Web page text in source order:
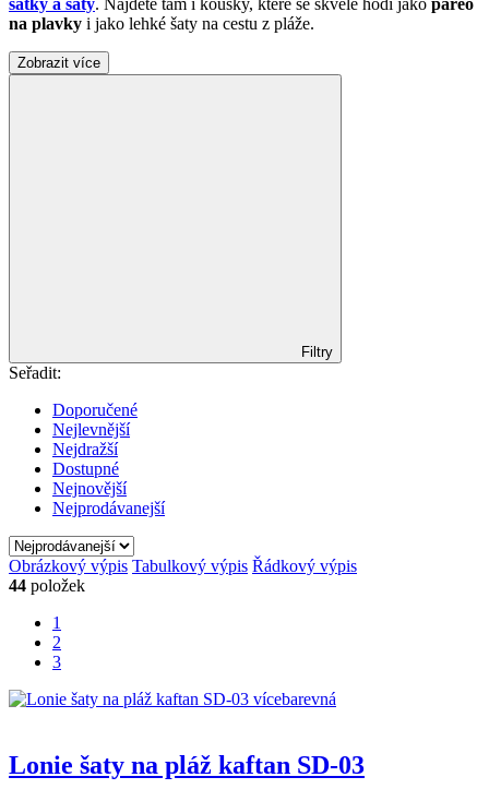
šátky a šaty. Najdete tam i kousky, které se skvěle hodí jako pareo
na plavky i jako lehké šaty na cestu z pláže.
Zobrazit více
Filtry
Seřadit:
Doporučené
Nejlevnější
Nejdražší
Dostupné
Nejnovější
Nejprodávanejší
Obrázkový výpis Tabulkový výpis Řádkový výpis
44 položek
1
2
3
Lonie šaty na pláž kaftan SD-03